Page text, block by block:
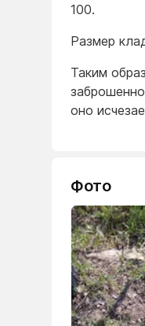
100.
Размер
Таким
оно
Фото